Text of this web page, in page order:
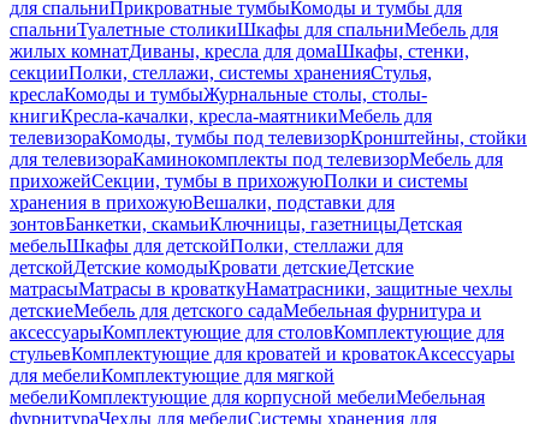
для спальниПрикроватные тумбыКомоды и тумбы для
спальниТуалетные столикиШкафы для спальниМебель для
жилых комнатДиваны, кресла для домаШкафы, стенки,
секцииПолки, стеллажи, системы храненияСтулья,
креслаКомоды и тумбыЖурнальные столы, столы-
книгиКресла-качалки, кресла-маятникиМебель для
телевизораКомоды, тумбы под телевизорКронштейны, стойки
для телевизораКаминокомплекты под телевизорМебель для
прихожейСекции, тумбы в прихожуюПолки и системы
хранения в прихожуюВешалки, подставки для
зонтовБанкетки, скамьиКлючницы, газетницыДетская
мебельШкафы для детскойПолки, стеллажи для
детскойДетские комодыКровати детскиеДетские
матрасыМатрасы в кроваткуНаматрасники, защитные чехлы
детскиеМебель для детского садаМебельная фурнитура и
аксессуарыКомплектующие для столовКомплектующие для
стульевКомплектующие для кроватей и кроватокАксессуары
для мебелиКомплектующие для мягкой
мебелиКомплектующие для корпусной мебелиМебельная
фурнитураЧехлы для мебелиСистемы хранения для